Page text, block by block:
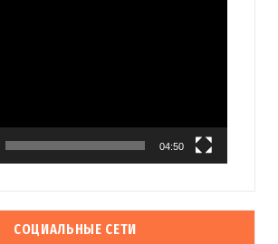
04:50
СОЦИАЛЬНЫЕ СЕТИ